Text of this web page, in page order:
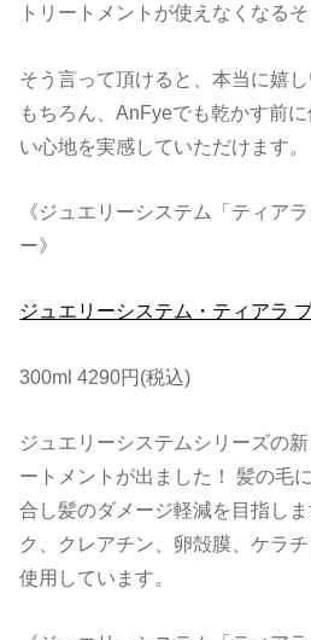
トリートメントが使えなくなる
そう言って頂けると、本当に嬉し
もちろん、AnFyeでも乾かす前
い心地を実感していただけます。
《ジュエリーシステム「ティア
ー》
ジュエリーシステム・ティアラ
300ml 4290円(税込)
ジュエリーシステムシリーズの
ートメントが出ました！ 髪の毛
合し髪のダメージ軽減を目指し
ク、クレアチン、卵殻膜、ケラ
使用しています。